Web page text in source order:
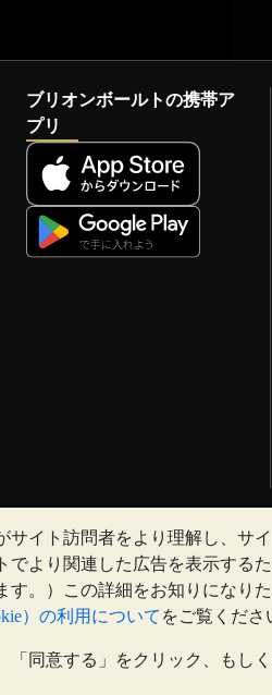
イト訪問者をより理解し、サ
より関連した広告を表示する
。）この詳細をお知りになり
）の利用について をご覧くださ
同意する」をクリック、もし
ブリオンボールトの携帯ア
プリ
ます。過去の傾向は、将来の
ョン上のいかなる内容も、投
助言を求めることをお勧めしま
4943684 BullionVault Ltd ©